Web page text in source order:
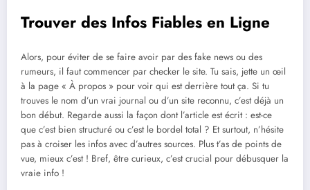
Trouver des Infos Fiables en Ligne
Alors, pour éviter de se faire avoir par des fake news ou des
rumeurs, il faut commencer par checker le site. Tu sais, jette un œil
à la page « À propos » pour voir qui est derrière tout ça. Si tu
trouves le nom d’un vrai journal ou d’un site reconnu, c’est déjà un
bon début. Regarde aussi la façon dont l’article est écrit : est-ce
que c’est bien structuré ou c’est le bordel total ? Et surtout, n’hésite
pas à croiser les infos avec d’autres sources. Plus t’as de points de
vue, mieux c’est ! Bref, être curieux, c’est crucial pour débusquer la
vraie info !